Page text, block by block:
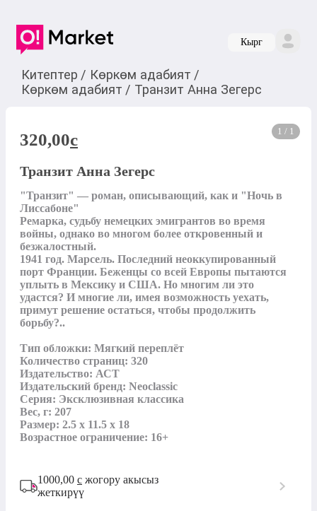
Кырг
Китептер / Көркөм адабият /
Көркөм адабият / Транзит Анна Зегерс
1 / 1
320,00c
Транзит Анна Зегерс
"Транзит" — роман, описывающий, как и "Ночь в
Лиссабоне"
Ремарка, судьбу немецких эмигрантов во время
войны, однако во многом более откровенный и
безжалостный.
1941 год. Марсель. Последний неоккупированный
порт Франции. Беженцы со всей Европы пытаются
уплыть в Мексику и США. Но многим ли это
удастся? И многие ли, имея возможность уехать,
примут решение остаться, чтобы продолжить
борьбу?..
Тип обложки: Мягкий переплёт
Количество страниц: 320
Издательство: АСТ
Издательский бренд: Neoclassic
Серия: Эксклюзивная классика
Вес, г: 207
Размер: 2.5 x 11.5 x 18
Возрастное ограничение: 16+
1000,00 с жогору акысыз
жеткирүү